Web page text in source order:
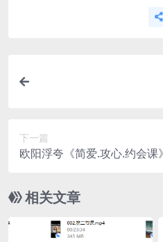
下一篇
欧阳浮夸《简爱.攻心.约会课》
相关文章